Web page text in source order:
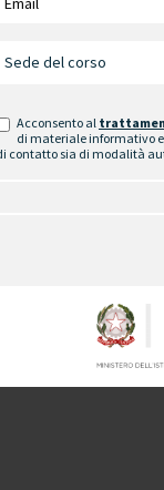
Acconsento al
di materiale informativo
contatto sia di modalità